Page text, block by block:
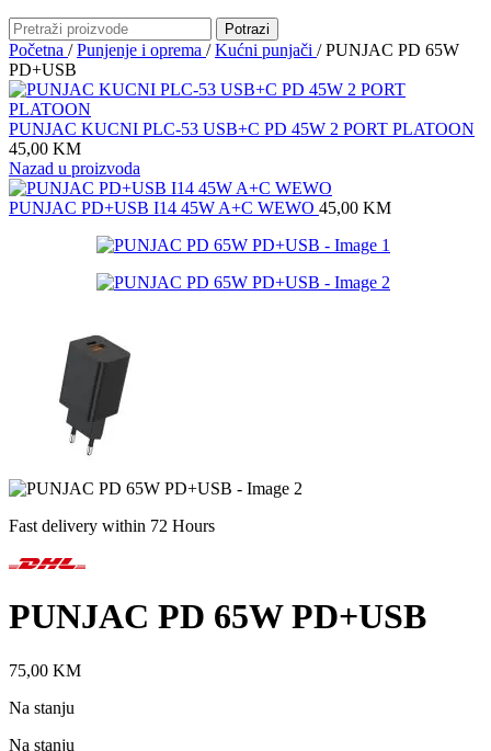
Potrazi
Početna / Punjenje i oprema / Kućni punjači / PUNJAC PD 65W
PD+USB
PUNJAC KUCNI PLC-53 USB+C PD 45W 2 PORT PLATOON
45,00 KM
Nazad u proizvoda
PUNJAC PD+USB I14 45W A+C WEWO 45,00 KM
Fast delivery within 72 Hours
PUNJAC PD 65W PD+USB
75,00 KM
Na stanju
Na stanju